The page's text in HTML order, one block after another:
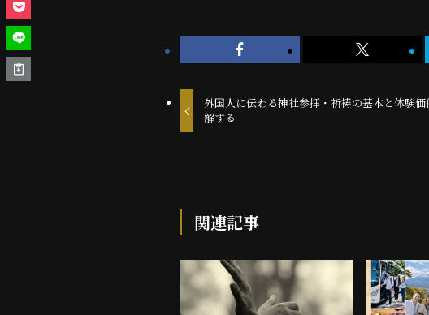
外国人に伝わる神社参拝・祈祷の基本と体験
解する
関連記事